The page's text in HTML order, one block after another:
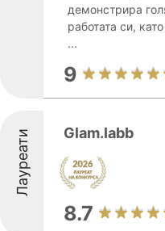
демонстрира
работата си,
...
9
Лауреати Glam.labb
8.7